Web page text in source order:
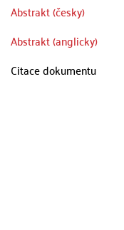
Abstrakt (česky)
Abstrakt (anglicky)
Citace dokumentu